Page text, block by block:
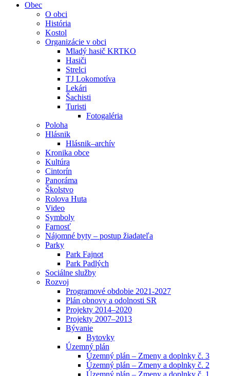
Obec
O obci
História
Kostol
Organizácie v obci
Mladý hasič KRTKO
Hasiči
Strelci
TJ Lokomotíva
Lekári
Šachisti
Turisti
Fotogaléria
Poloha
Hlásnik
Hlásnik–archív
Kronika obce
Kultúra
Cintorín
Panoráma
Školstvo
Rolova Huta
Video
Symboly
Farnosť
Nájomné byty – postup žiadateľa
Parky
Park Fajnot
Park Padlých
Sociálne služby
Rozvoj
Programové obdobie 2021-2027
Plán obnovy a odolnosti SR
Projekty 2014–2020
Projekty 2007–2013
Bývanie
Bytovky
Územný plán
Územný plán – Zmeny a doplnky č. 3
Územný plán – Zmeny a doplnky č. 2
Územný plán – Zmeny a doplnky č. 1